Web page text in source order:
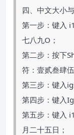
四、中文大小
第一步：键入
七八九O；
第二步：按下
符：壹贰叁肆
第三步：键入
第四步：键入
第五步：键入
月二十五日；